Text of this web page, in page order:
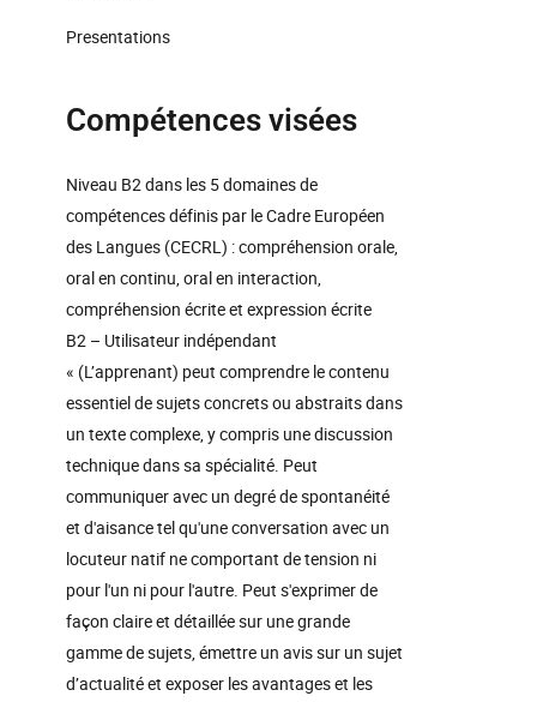
Presentations
Compétences visées
Niveau B2 dans les 5 domaines de
compétences définis par le Cadre Européen
des Langues (CECRL) : compréhension orale,
oral en continu, oral en interaction,
compréhension écrite et expression écrite
B2 – Utilisateur indépendant
« (L’apprenant) peut comprendre le contenu
essentiel de sujets concrets ou abstraits dans
un texte complexe, y compris une discussion
technique dans sa spécialité. Peut
communiquer avec un degré de spontanéité
et d'aisance tel qu'une conversation avec un
locuteur natif ne comportant de tension ni
pour l'un ni pour l'autre. Peut s'exprimer de
façon claire et détaillée sur une grande
gamme de sujets, émettre un avis sur un sujet
d’actualité et exposer les avantages et les